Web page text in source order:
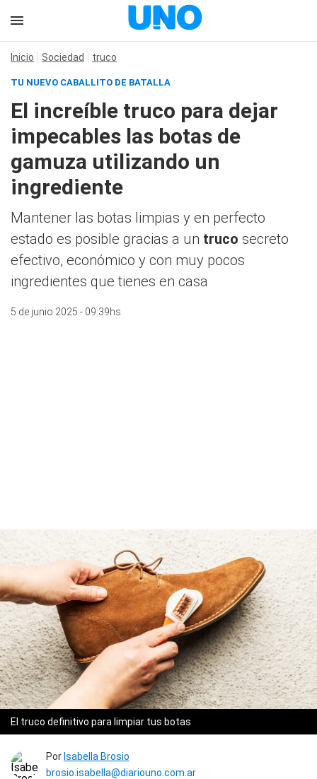
Inicio Sociedad truco
TU NUEVO CABALLITO DE BATALLA
El increíble truco para dejar
impecables las botas de
gamuza utilizando un
ingrediente
Mantener las botas limpias y en perfecto
estado es posible gracias a un truco secreto
efectivo, económico y con muy pocos
ingredientes que tienes en casa
5 de junio 2025 - 09:39hs
El truco definitivo para limpiar tus botas
Por Isabella Brosio
brosio.isabella@diariouno.com.ar